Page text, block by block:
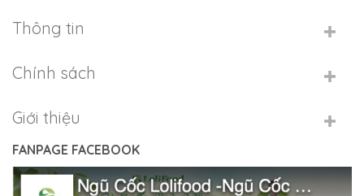
Thông tin
Chính sách
Giới thiệu
FANPAGE FACEBOOK